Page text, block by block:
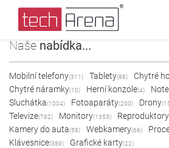
Naše nabídka...
Mobilní telefony(311) Tablety(88) Chytré
Chytré náramky(10) Herní konzole(4)
Sluchátka(1004) Fotoaparáty(200) Drony
Televize(782) Monitory(1353) Reproduktory
Kamery do auta(58) Webkamery(66)
Klávesnice(389) Grafické karty(22)